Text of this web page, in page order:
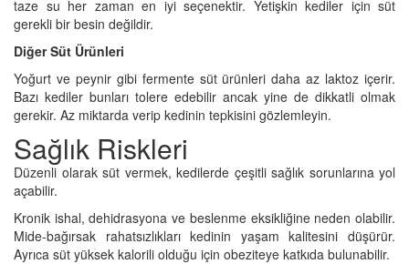
taze su her zaman en iyi seçenektir. Yetişkin kediler için süt
gerekli bir besin değildir.
Diğer Süt Ürünleri
Yoğurt ve peynir gibi fermente süt ürünleri daha az laktoz içerir.
Bazı kediler bunları tolere edebilir ancak yine de dikkatli olmak
gerekir. Az miktarda verip kedinin tepkisini gözlemleyin.
Sağlık Riskleri
Düzenli olarak süt vermek, kedilerde çeşitli sağlık sorunlarına yol
açabilir.
Kronik ishal, dehidrasyona ve beslenme eksikliğine neden olabilir.
Mide-bağırsak rahatsızlıkları kedinin yaşam kalitesini düşürür.
Ayrıca süt yüksek kalorili olduğu için obeziteye katkıda bulunabilir.